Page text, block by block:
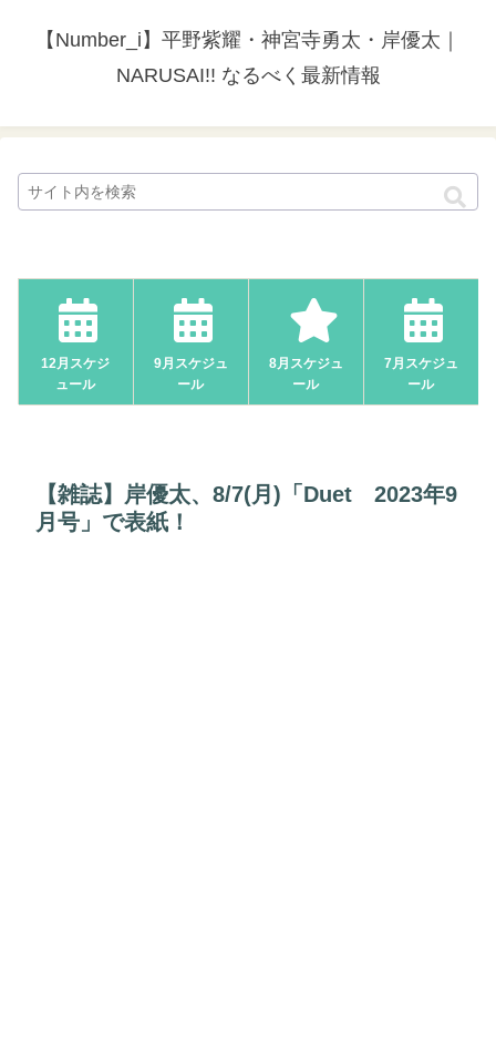
【Number_i】平野紫耀・神宮寺勇太・岸優太｜
NARUSAI!! なるべく最新情報
12月スケジ
ュール
9月スケジュ
ール
8月スケジュ
ール
7月スケジュ
ール
【雑誌】岸優太、8/7(月)「Duet 2023年9
月号」で表紙！